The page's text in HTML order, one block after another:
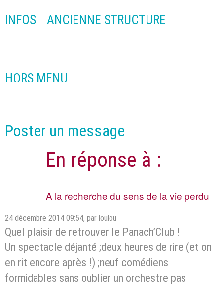
INFOS ANCIENNE STRUCTURE
HORS MENU
Poster un message
En réponse à :
A la recherche du sens de la vie perdu
24 décembre 2014 09:54, par loulou
Quel plaisir de retrouver le Panach’Club !
Un spectacle déjanté ;deux heures de rire (et on
en rit encore après !) ;neuf comédiens
formidables sans oublier un orchestre pas